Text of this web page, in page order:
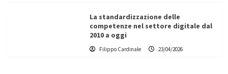
La standardizzazione delle
competenze nel settore digitale dal
2010 a oggi
Filippo Cardinale 23/04/2026